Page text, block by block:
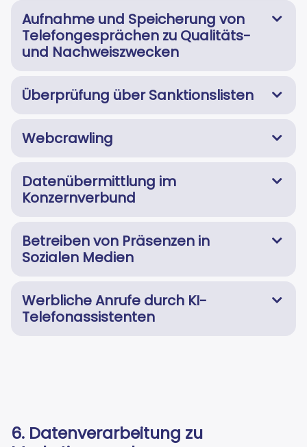
Aufnahme und Speicherung von
Telefongesprächen zu Qualitäts-
und Nachweiszwecken
Überprüfung über Sanktionslisten
Webcrawling
Datenübermittlung im
Konzernverbund
Betreiben von Präsenzen in
Sozialen Medien
Werbliche Anrufe durch KI-
Telefonassistenten
6. Datenverarbeitung zu